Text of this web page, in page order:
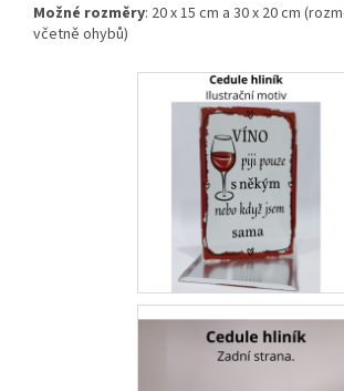
Možné rozměry: 20 x 15 cm a 30 x 20 cm
včetně ohybů)